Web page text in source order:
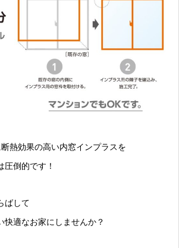
熱効果の高い内窓インプラスを
圧倒的です！
ばして
快適なお家にしませんか？